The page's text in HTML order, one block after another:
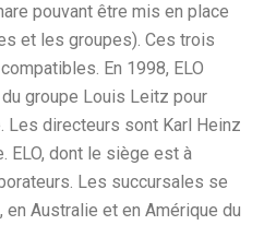
pouvant être mis en place
et les groupes). Ces trois
En 1998, ELO
groupe Louis Leitz pour
Les directeurs sont Karl Heinz
ELO, dont le siège est à
Les succursales se
en Australie et en Amérique du